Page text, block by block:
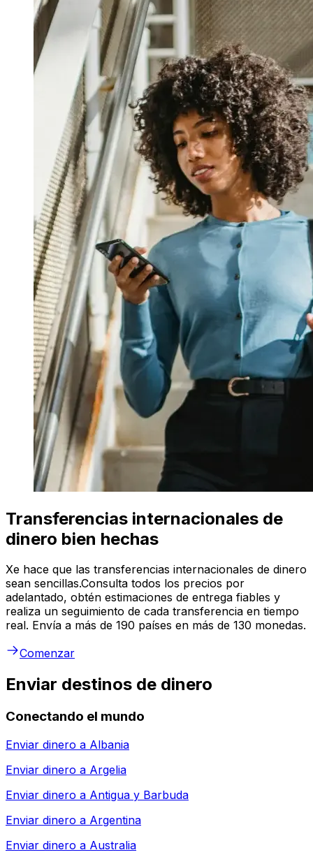
Transferencias internacionales de
dinero bien hechas
Xe hace que las transferencias internacionales de dinero
sean sencillas.Consulta todos los precios por
adelantado, obtén estimaciones de entrega fiables y
realiza un seguimiento de cada transferencia en tiempo
real. Envía a más de 190 países en más de 130 monedas.
Comenzar
Enviar destinos de dinero
Conectando el mundo
Enviar dinero a Albania
Enviar dinero a Argelia
Enviar dinero a Antigua y Barbuda
Enviar dinero a Argentina
Enviar dinero a Australia